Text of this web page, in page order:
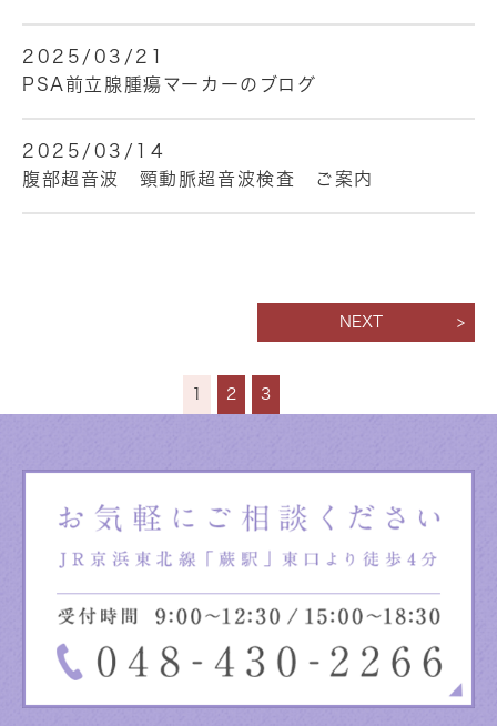
2025/03/21
PSA前立腺腫瘍マーカーのブログ
2025/03/14
腹部超音波 頸動脈超音波検査 ご案内
1 2 3
NEXT